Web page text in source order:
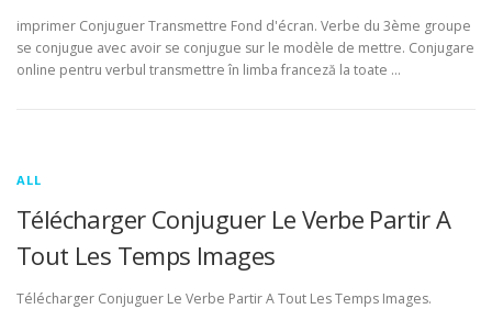
imprimer Conjuguer Transmettre Fond d'écran. Verbe du 3ème groupe
se conjugue avec avoir se conjugue sur le modèle de mettre. Conjugare
online pentru verbul transmettre în limba franceză la toate …
ALL
Télécharger Conjuguer Le Verbe Partir A
Tout Les Temps Images
Télécharger Conjuguer Le Verbe Partir A Tout Les Temps Images.